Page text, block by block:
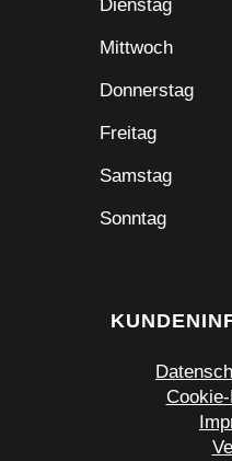
Dienstag
Mittwoch
Donnerstag
Freitag
Samstag
Sonntag